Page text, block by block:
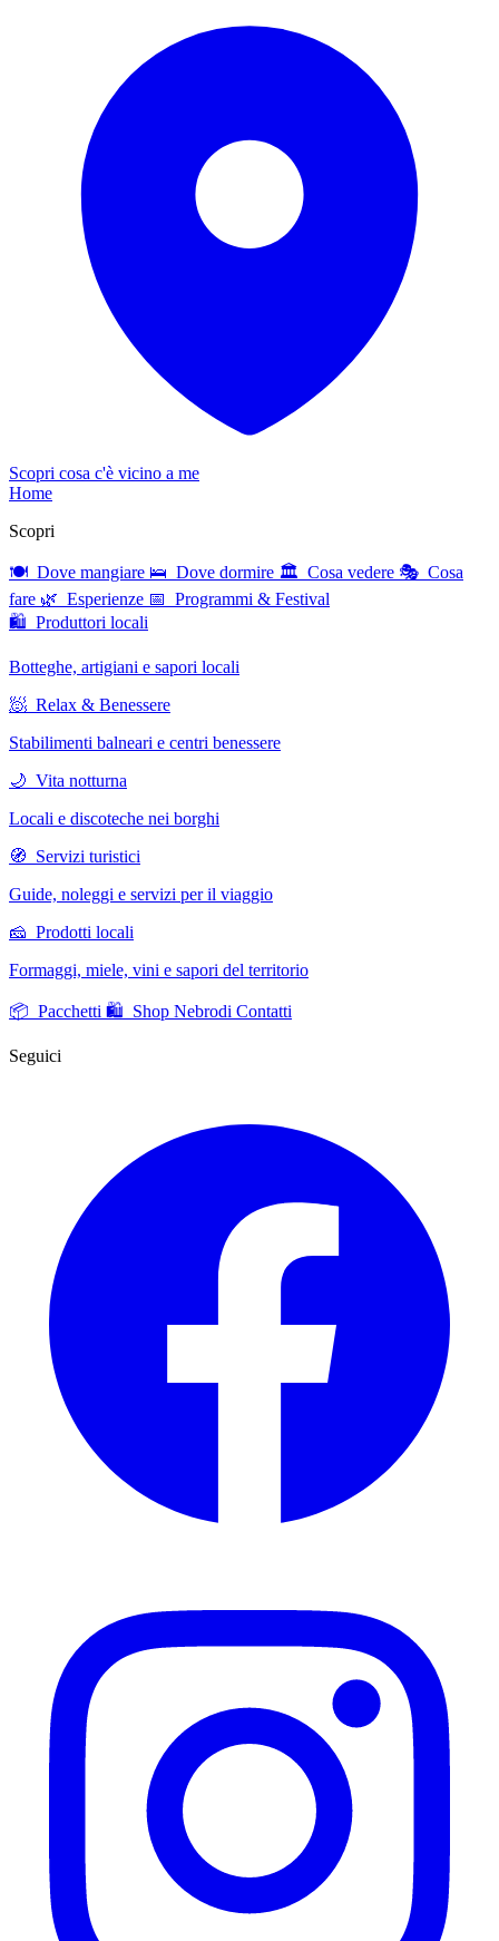
Scopri cosa c'è vicino a me
Home
Scopri
🍽 Dove mangiare 🛌 Dove dormire 🏛 Cosa vedere 🎭 Cosa
fare 🌿 Esperienze 📅 Programmi & Festival
🛍 Produttori locali
Botteghe, artigiani e sapori locali
🧖 Relax & Benessere
Stabilimenti balneari e centri benessere
🌙 Vita notturna
Locali e discoteche nei borghi
🧭 Servizi turistici
Guide, noleggi e servizi per il viaggio
🧀 Prodotti locali
Formaggi, miele, vini e sapori del territorio
📦 Pacchetti 🛍️ Shop Nebrodi Contatti
Seguici